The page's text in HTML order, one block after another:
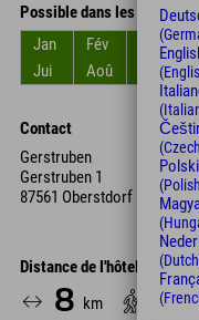
Possible dans les mois
Jan
Fév Mar
Jui
Aoû Sep
Contact
Gerstruben
Gerstruben 1
87561 Oberstdorf
Distance de l'hôtel
8 km
Polski